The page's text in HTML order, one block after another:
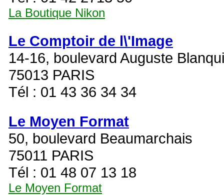
La Boutique Nikon
Le Comptoir de l\'Image
14-16, boulevard Auguste Blanqui
75013 PARIS
Tél : 01 43 36 34 34
Le Moyen Format
50, boulevard Beaumarchais
75011 PARIS
Tél : 01 48 07 13 18
Le Moyen Format